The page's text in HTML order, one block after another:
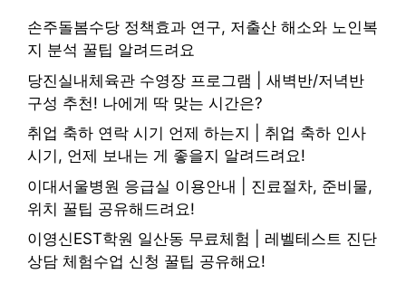
손주돌봄수당 정책효과 연구, 저출산 해소와 노인복
지 분석 꿀팁 알려드려요
당진실내체육관 수영장 프로그램 | 새벽반/저녁반
구성 추천! 나에게 딱 맞는 시간은?
취업 축하 연락 시기 언제 하는지 | 취업 축하 인사
시기, 언제 보내는 게 좋을지 알려드려요!
이대서울병원 응급실 이용안내 | 진료절차, 준비물,
위치 꿀팁 공유해드려요!
이영신EST학원 일산동 무료체험 | 레벨테스트 진단
상담 체험수업 신청 꿀팁 공유해요!